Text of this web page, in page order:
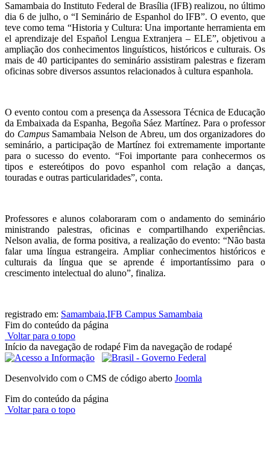
Samambaia do Instituto Federal de Brasília (IFB) realizou, no último
dia 6 de julho, o “I Seminário de Espanhol do IFB”. O evento, que
teve como tema “Historia y Cultura: Una importante herramienta em
el aprendizaje del Español Lengua Extranjera – ELE”, objetivou a
ampliação dos conhecimentos linguísticos, históricos e culturais. Os
mais de 40 participantes do seminário assistiram palestras e fizeram
oficinas sobre diversos assuntos relacionados à cultura espanhola.
O evento contou com a presença da Assessora Técnica de Educação
da Embaixada da Espanha, Begoña Sáez Martínez. Para o professor
do Campus Samambaia Nelson de Abreu, um dos organizadores do
seminário, a participação de Martínez foi extremamente importante
para o sucesso do evento. “Foi importante para conhecermos os
tipos e estereótipos do povo espanhol com relação a danças,
touradas e outras particularidades”, conta.
Professores e alunos colaboraram com o andamento do seminário
ministrando palestras, oficinas e compartilhando experiências.
Nelson avalia, de forma positiva, a realização do evento: “Não basta
falar uma língua estrangeira. Ampliar conhecimentos históricos e
culturais da língua que se aprende é importantíssimo para o
crescimento intelectual do aluno”, finaliza.
registrado em: Samambaia,IFB Campus Samambaia
Fim do conteúdo da página
Voltar para o topo
Início da navegação de rodapé Fim da navegação de rodapé
Desenvolvido com o CMS de código aberto Joomla
Fim do conteúdo da página
Voltar para o topo